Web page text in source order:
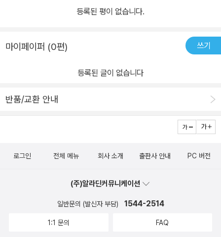
등록된 평이 없습니다.
마이페이퍼 (0편) 쓰기
등록된 글이 없습니다
반품/교환 안내
로그인 전체 메뉴 회사 소개 출판사 안내 PC 버전
(주)알라딘커뮤니케이션
일반문의 (발신자 부담) 1544-2514
1:1 문의 FAQ